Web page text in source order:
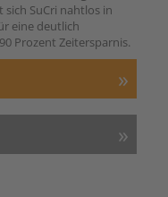
sich SuCri nahtlos in
eine deutlich
Prozent Zeitersparnis.